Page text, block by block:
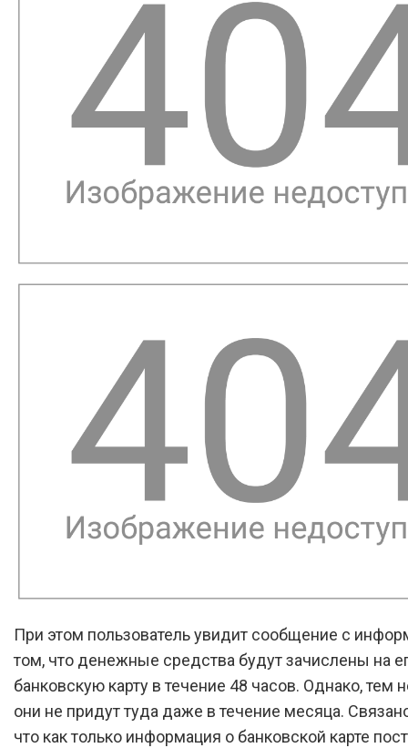
При этом пользователь увидит сообщение с
том, что денежные средства будут зачислены на
банковскую карту в течение 48 часов. Однако, тем
они не придут туда даже в течение месяца.
что как только информация о банковской карте